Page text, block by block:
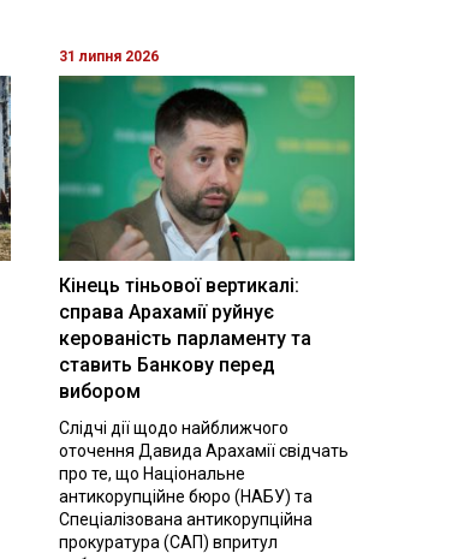
31 липня 2026
Кінець тіньової вертикалі:
справа Арахамії руйнує
керованість парламенту та
ставить Банкову перед
вибором
Слідчі дії щодо найближчого
оточення Давида Арахамії свідчать
про те, що Національне
антикорупційне бюро (НАБУ) та
Спеціалізована антикорупційна
прокуратура (САП) впритул